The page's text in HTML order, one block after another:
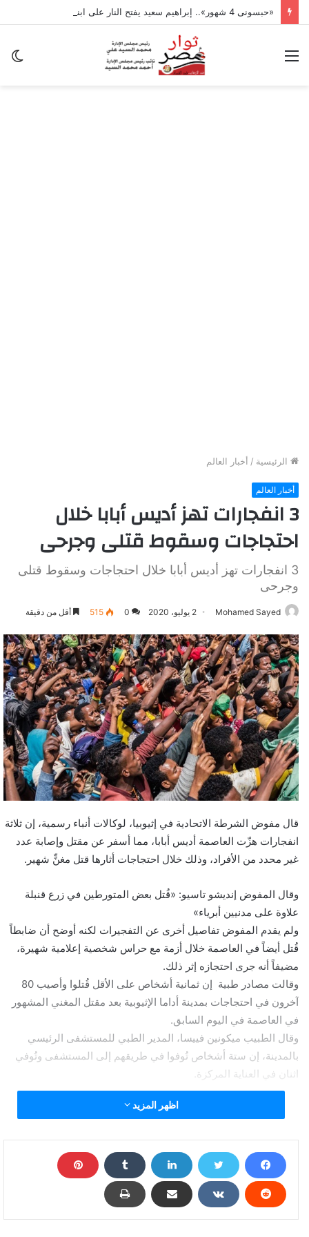
القائمة
الرئيسية / أخبار العالم
أخبار العالم
3 انفجارات تهز أديس أبابا خلال
احتجاجات وسقوط قتلى وجرحى
3 انفجارات تهز أديس أبابا خلال احتجاجات وسقوط قتلى
وجرحى
Mohamed Sayed 2 يوليو، 2020 0
515 أقل من دقيقة
قال مفوض الشرطة الاتحادية في إثيوبيا، لوكالات أنباء رسمية، إن ثلاثة
انفجارات هزّت العاصمة أديس أبابا، مما أسفر عن مقتل وإصابة عدد
غير محدد من الأفراد، وذلك خلال احتجاجات أثارها قتل مغنٍّ شهير.
وقال المفوض إنديشو تاسيو: «قُتل بعض المتورطين في زرع قنبلة
علاوة على مدنيين أبرياء»
ولم يقدم المفوض تفاصيل أخرى عن التفجيرات لكنه أوضح أن ضابطاً
قُتل أيضاً في العاصمة خلال أزمة مع حراس شخصية إعلامية شهيرة،
مضيفاً أنه جرى احتجازه إثر ذلك.
وقالت مصادر طبية إن ثمانية أشخاص على الأقل قُتلوا وأصيب 80
آخرون في احتجاجات بمدينة أداما الإثيوبية بعد مقتل المغني المشهور
في العاصمة في اليوم السابق.
وقال الطبيب ميكونين فييسا، المدير الطبي للمستشفى الرئيسي
بالمدينة، إن ستة أشخاص تُوفوا في طريقهم إلى المستشفى وتُوفي
اثنان في العناية المركزة.
3 انفجارات تهز أديس أبابا خلال احتجاجات وسقوط قتلى
اظهر المزيد